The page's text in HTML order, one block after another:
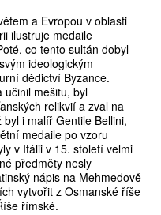
a Evropou v oblasti
ilustruje medaile
co tento sultán dobyl
ideologickým
dědictví Byzance.
učinil mešitu, byl
relikvií a zval na
i malíř Gentile Bellini,
medaile po vzoru
v Itálii v 15. století velmi
předměty nesly
nápis na Mehmedově
vytvořit z Osmanské říše
římské.